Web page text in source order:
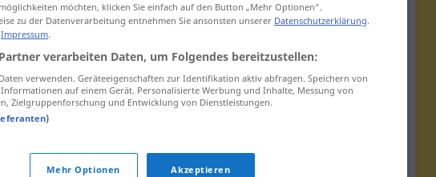
noch dazu
dazu (≈ dafür)
möchten, klicken Sie einfach auf den Button „Mehr Optionen“.
zu der Datenverarbeitung entnehmen Sie ansonsten unserer Datenschutzerklärung.
Impressum.
verarbeiten Daten, um Folgendes bereitzustellen:
verwenden. Geräteeigenschaften zur Identifikation aktiv abfragen. Speichern von
auf einem Gerät. Personalisierte Werbung und Inhalte, Messung von
Zielgruppenforschung und Entwicklung von Dienstleistungen.
Mehr Optionen Akzeptieren